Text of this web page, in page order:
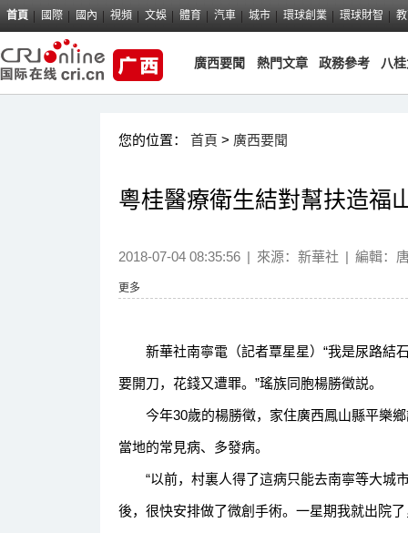
首頁 國際 國內 視頻 文娛 體育 汽車 城市 環球創業 環球財智
廣西要聞 熱門文章 政務參考 八
您的位置： 首頁 > 廣西要聞
粵桂醫療衛生結對幫扶造福
2018-07-04 08:35:56 | 來源： 新華社 | 編輯：
更多
新華社南寧電（記者覃星星）“我是尿路結
要開刀，花錢又遭罪。”瑤族同胞楊勝徵説。
今年30歲的楊勝徵，家住廣西鳳山縣平樂鄉
當地的常見病、多發病。
“以前，村裏人得了這病只能去南寧等大城
後，很快安排做了微創手術。一星期我就出院